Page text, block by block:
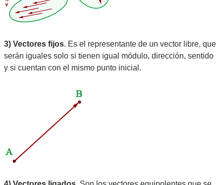
3) Vectores fijos. Es el representante de un vector libre, que
serán iguales solo si tienen igual módulo, dirección, sentido
y si cuentan con el mismo punto inicial.